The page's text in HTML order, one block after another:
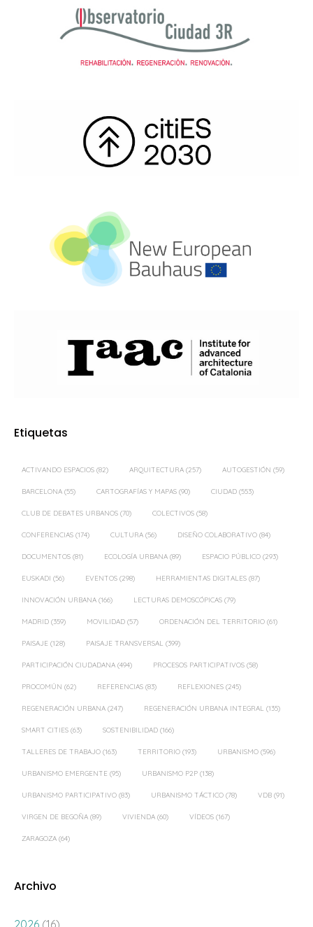
Etiquetas
ACTIVANDO ESPACIOS (82) ARQUITECTURA (257) AUTOGESTIÓN (59)
BARCELONA (55) CARTOGRAFÍAS Y MAPAS (90) CIUDAD (553)
CLUB DE DEBATES URBANOS (70) COLECTIVOS (58)
CONFERENCIAS (174) CULTURA (56) DISEÑO COLABORATIVO (84)
DOCUMENTOS (81) ECOLOGÍA URBANA (89) ESPACIO PÚBLICO (293)
EUSKADI (56) EVENTOS (298) HERRAMIENTAS DIGITALES (87)
INNOVACIÓN URBANA (166) LECTURAS DEMOSCÓPICAS (79)
MADRID (359) MOVILIDAD (57) ORDENACIÓN DEL TERRITORIO (61)
PAISAJE (128) PAISAJE TRANSVERSAL (399)
PARTICIPACIÓN CIUDADANA (494) PROCESOS PARTICIPATIVOS (58)
PROCOMÚN (62) REFERENCIAS (83) REFLEXIONES (245)
REGENERACIÓN URBANA (247) REGENERACIÓN URBANA INTEGRAL (135)
SMART CITIES (63) SOSTENIBILIDAD (166)
TALLERES DE TRABAJO (163) TERRITORIO (193) URBANISMO (596)
URBANISMO EMERGENTE (95) URBANISMO P2P (138)
URBANISMO PARTICIPATIVO (83) URBANISMO TÁCTICO (78) VDB (91)
VIRGEN DE BEGOÑA (89) VIVIENDA (60) VÍDEOS (167)
ZARAGOZA (64)
Archivo
2026 (16)